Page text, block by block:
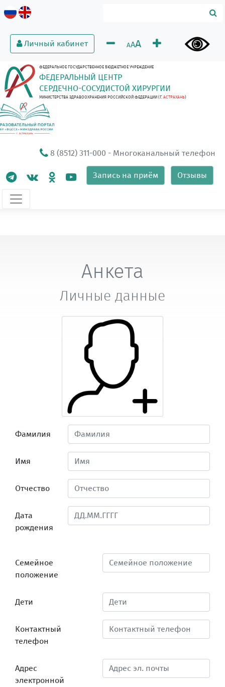
Личный кабинет AAA
ФЕДЕРАЛЬНОЕ ГОСУДАРСТВЕННОЕ БЮДЖЕТНОЕ УЧРЕЖДЕНИЕ
ФЕДЕРАЛЬНЫЙ ЦЕНТР
СЕРДЕЧНО-СОСУДИСТОЙ ХИРУРГИИ
МИНИСТЕРСТВА ЗДРАВООХРАНЕНИЯ РОССИЙСКОЙ ФЕДЕРАЦИИ (Г. АСТРАХАНЬ)
8 (8512) 311-000 - Многоканальный телефон
Запись на приём Отзывы
Анкета
Личные данные
Фамилия
Имя
Отчество
Дата
рождения
Семейное
положение
Дети
Контактный
телефон
Адрес
электронной